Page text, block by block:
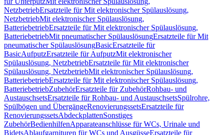
NetzbetriebErsatzteile für Mit elektronischer Spülauslösung,
NetzbetriebMit elektronischer Spülauslösung,
BatteriebetriebErsatzteile für Mit elektronischer Spülauslösung,
BatteriebetriebMit pneumatischer SpülauslösungErsatzteile für Mit
pneumatischer SpülauslösungBasicErsatzteile für
BasicAufputzErsatzteile für AufputzMit elektronischer
Spülauslösung, NetzbetriebErsatzteile für Mit elektronischer
Spülauslösung, NetzbetriebMit elektronischer Spülauslösung,
BatteriebetriebErsatzteile für Mit elektronischer Spülauslösung,
BatteriebetriebZubehörErsatzteile für ZubehörRohbau- und
AustauschsetsErsatzteile für Rohbau- und AustauschsetsSpülrohre,
Spülbögen und ÜbergängeRenovierungssetsErsatzteile für
RenovierungssetsAbdeckplattenSonstiges
ZubehörBedienhilfenApparateanschlüsse für WCs, Urinale und
BidetsAblaufgarnituren für WCs und AusgüsseErsatzteile für